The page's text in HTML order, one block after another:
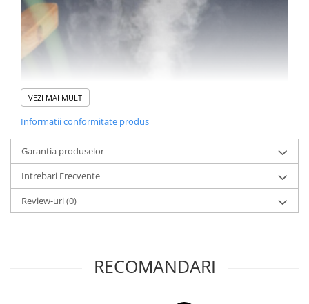
Umidificatorul CRM, ajuta la reducerea nivelul de stres si te
VEZI MAI MULT
Informatii conformitate produs
Garantia produselor
Intrebari Frecvente
Review-uri(0)
RECOMANDARI